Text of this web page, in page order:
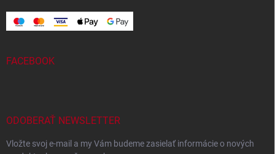
FACEBOOK
ODOBERAŤ NEWSLETTER
Vložte svoj e-mail a my Vám budeme zasielať informácie o nových